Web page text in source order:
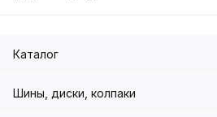
Каталог
Шины, диски, колпаки